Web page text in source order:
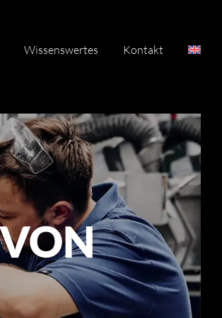
Wissenswertes Kontakt